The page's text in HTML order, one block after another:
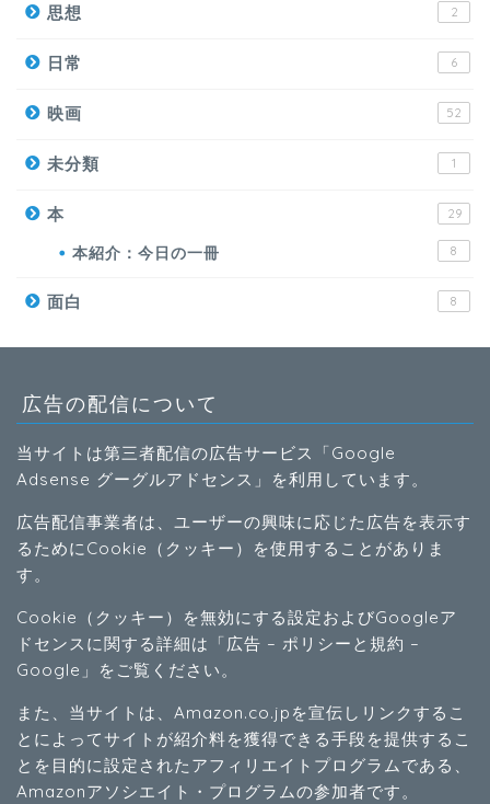
思想 2
日常 6
映画 52
未分類 1
本 29
本紹介：今日の一冊 8
面白 8
広告の配信について
当サイトは第三者配信の広告サービス「Google
Adsense グーグルアドセンス」を利用しています。
広告配信事業者は、ユーザーの興味に応じた広告を表示す
るためにCookie（クッキー）を使用することがありま
す。
Cookie（クッキー）を無効にする設定およびGoogleア
ドセンスに関する詳細は「広告 – ポリシーと規約 –
Google 」をご覧ください。
また、当サイトは、Amazon.co.jpを宣伝しリンクするこ
とによってサイトが紹介料を獲得できる手段を提供するこ
とを目的に設定されたアフィリエイトプログラムである、
Amazonアソシエイト・プログラムの参加者です。